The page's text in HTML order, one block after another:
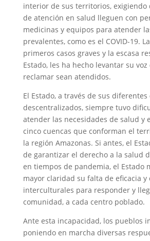
interior de sus territorios, exigiendo
de atención en salud lleguen con
medicinas y equipos para atender
prevalentes, como es el COVID-19.
primeros casos graves y la escasa
Estado, les ha hecho levantar su
reclamar sean atendidos.
El Estado, a través de sus
descentralizados, siempre tuvo
atender las necesidades de salud y
cinco cuencas que conforman el
la región Amazonas. Si antes, el
de garantizar el derecho a la salud
en tiempos de pandemia, el Estado
mayor claridad su falta de eficacia y
interculturales para responder y
comunidad, a cada centro poblado.
Ante esta incapacidad, los pueblos
poniendo en marcha diversas